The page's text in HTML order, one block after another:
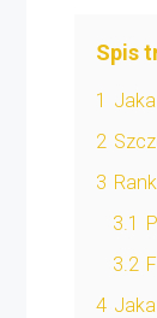
Spis
1
2
3
3.1
3.2
4